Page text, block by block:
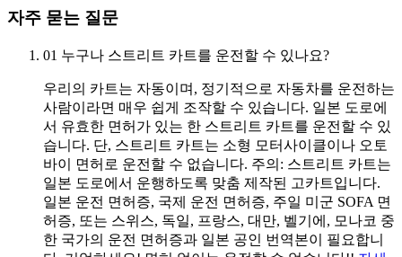
자주 묻는 질문
01 누구나 스트리트 카트를 운전할 수 있나요?
우리의 카트는 자동이며, 정기적으로 자동차를 운전하는
사람이라면 매우 쉽게 조작할 수 있습니다. 일본 도로에
서 유효한 면허가 있는 한 스트리트 카트를 운전할 수 있
습니다. 단, 스트리트 카트는 소형 모터사이클이나 오토
바이 면허로 운전할 수 없습니다. 주의: 스트리트 카트는
일본 도로에서 운행하도록 맞춤 제작된 고카트입니다.
일본 운전 면허증, 국제 운전 면허증, 주일 미군 SOFA 면
허증, 또는 스위스, 독일, 프랑스, 대만, 벨기에, 모나코 중
한 국가의 운전 면허증과 일본 공인 번역본이 필요합니